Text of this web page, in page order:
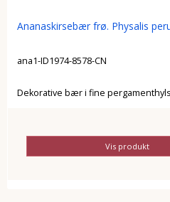
Ananaskirsebær frø. Physalis
ana1-ID1974-8578-CN
Dekorative bær i fine
Vis produkt